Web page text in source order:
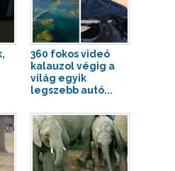
360 fokos videó
kalauzol végig a
világ egyik
legszebb autó...